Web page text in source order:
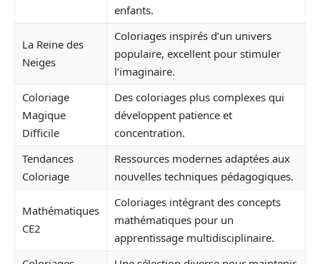
enfants.
La Reine des
Neiges
Coloriages inspirés d’un univers
populaire, excellent pour stimuler
l’imaginaire.
Coloriage
Magique
Difficile
Des coloriages plus complexes qui
développent patience et
concentration.
Tendances
Coloriage
Ressources modernes adaptées aux
nouvelles techniques pédagogiques.
Mathématiques
CE2
Coloriages intégrant des concepts
mathématiques pour un
apprentissage multidisciplinaire.